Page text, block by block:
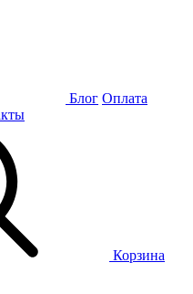
Блог Оплата
Корзина